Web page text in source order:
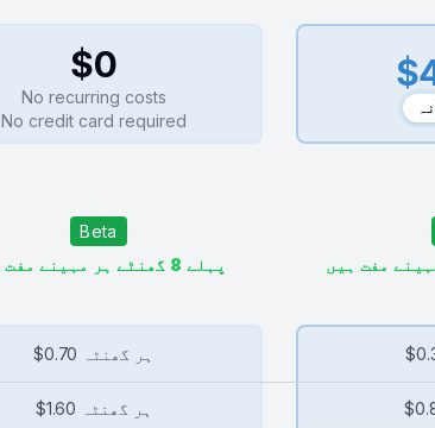
$0
No recurring costs
No credit card required
پہلے 8 گھنٹے ہر مہینے مفت ہیں
$0.70 ہر گھنٹہ
$1.60 ہر گھنٹہ